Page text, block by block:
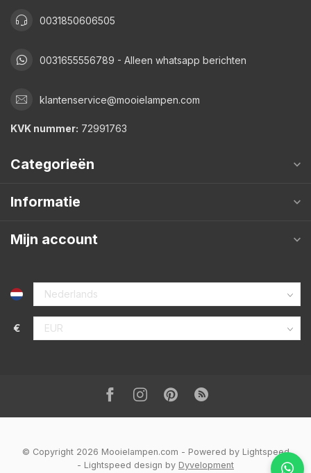
0031850606505
0031655556789 - Alleen whatsapp berichten
klantenservice@mooielampen.com
KVK nummer: 72991763
Categorieën
Informatie
Mijn account
€
© Copyright 2026 Mooielampen.com - Powered by Lightspeed
- Lightspeed design by Dyvelopment